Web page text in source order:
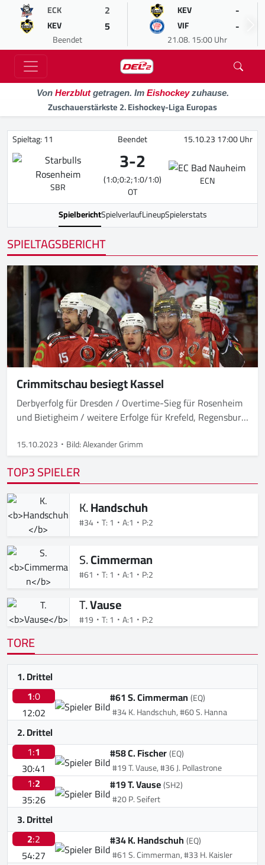
ECK 2
KEV 5
Beendet
KEV -
VIF -
21.08. 15:00 Uhr
Von Herzblutgetragen. Im Eishockeyzuhause.
Zuschauerstärkste 2. Eishockey-Liga Europas
Spieltag: 11 Beendet 15.10.23 17:00 Uhr
SBR
3-2
(1:0;0:2;1:0/1:0)
OT
ECN
SpielberichtSpielverlaufLineupSpielerstats
SPIELTAGSBERICHT
Crimmitschau besiegt Kassel
Derbyerfolg für Dresden / Overtime-Sieg für Rosenheim
und Bietigheim / weitere Erfolge für Krefeld, Regensburg
15.10.2023 Bild: Alexander Grimm
TOP3 SPIELER
K.Handschuh
#34 T: 1 A:1 P:2
S.Cimmerman
#61 T: 1 A:1 P:2
T.Vause
#19 T: 1 A:1 P:2
TORE
1. Drittel
1:0
12:02
#61 S. Cimmerman(EQ)
#34 K. Handschuh, #60 S. Hanna
2. Drittel
1:1
30:41
#58 C. Fischer(EQ)
#19 T. Vause, #36 J. Pollastrone
1:2
35:26
#19 T. Vause(SH2)
#20 P. Seifert
3. Drittel
2:2
54:27
#34 K. Handschuh(EQ)
#61 S. Cimmerman, #33 H. Kaisler